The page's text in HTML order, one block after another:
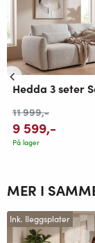
Hedda 3 seter
11 999,-
9 599,-
På lager
MER I
Ink. Ileggsplater